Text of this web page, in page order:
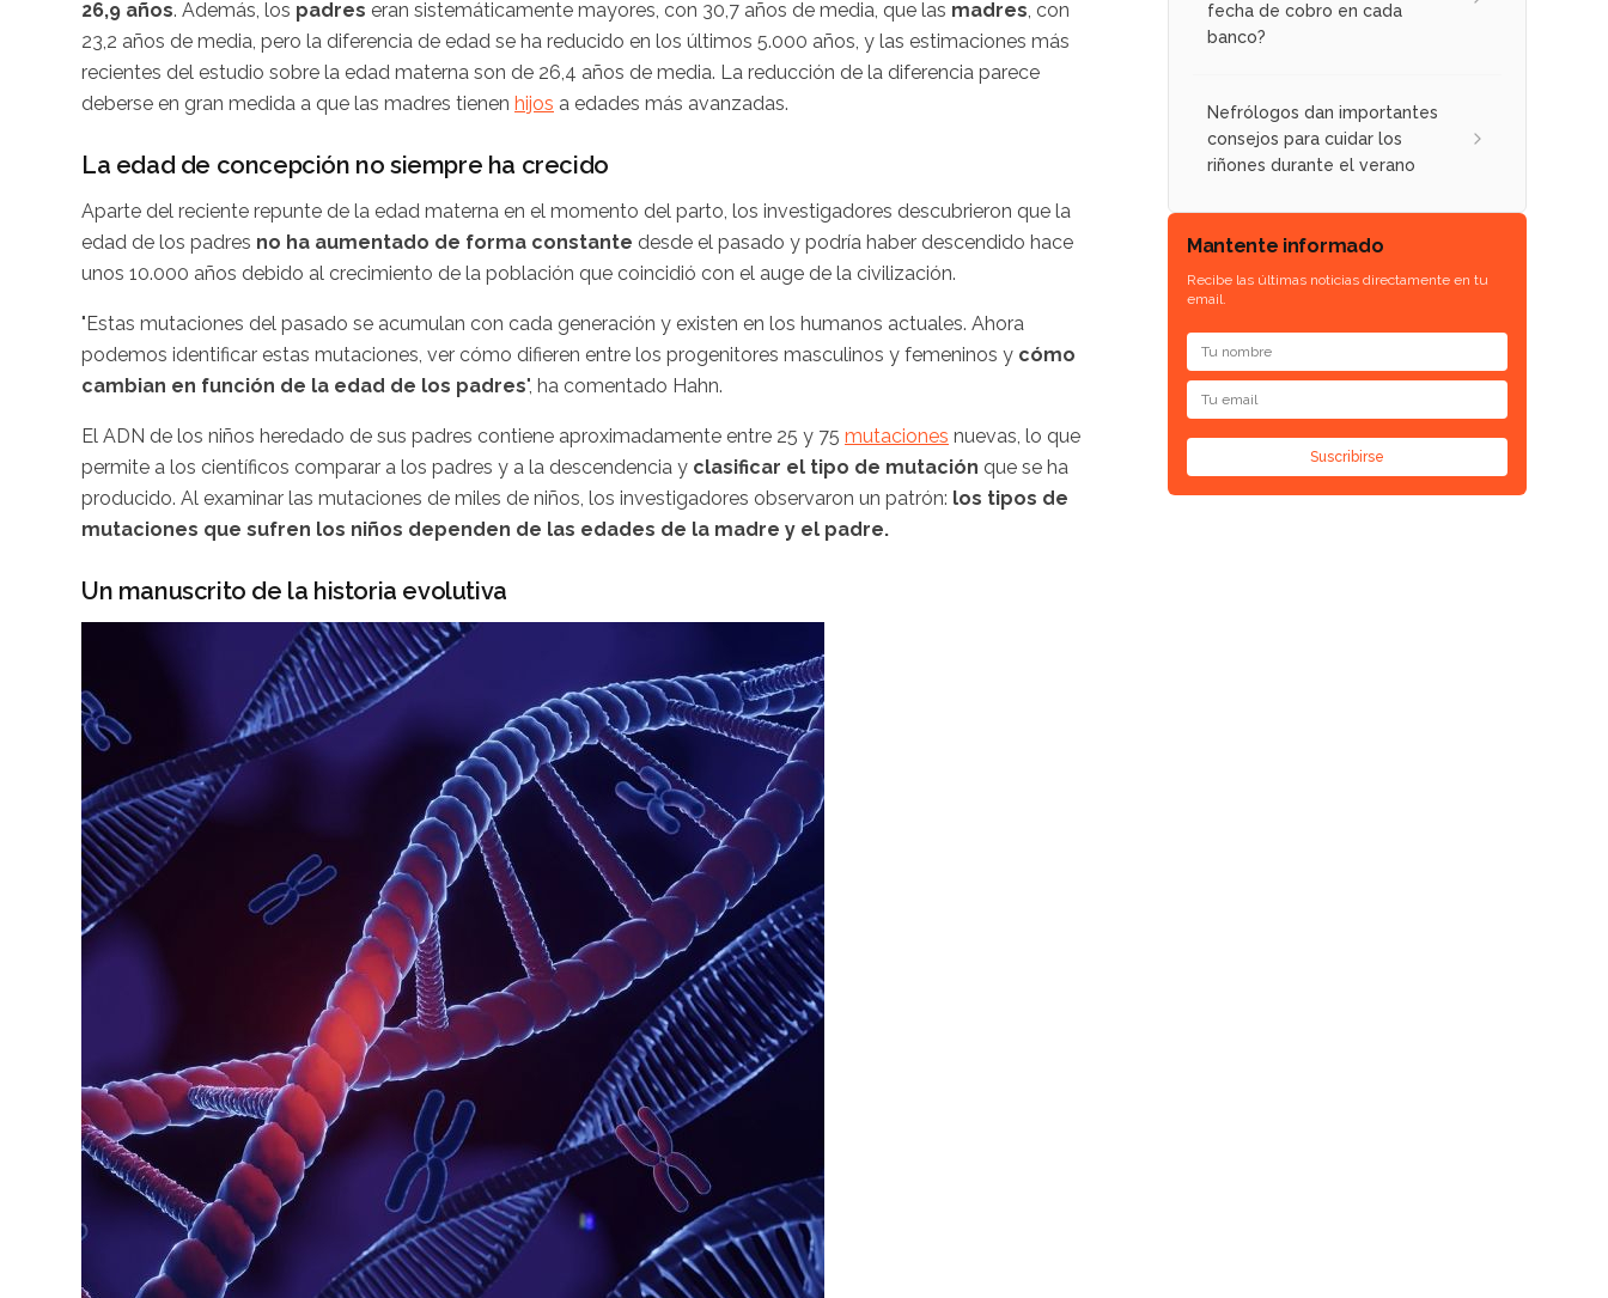
26,9 años. Además, los padres eran sistemáticamente mayores, con 30,7 años de media, que las madres , con
23,2 años de media, pero la diferencia de edad se ha reducido en los últimos 5.000 años, y las estimaciones más
recientes del estudio sobre la edad materna son de 26,4 años de media. La reducción de la diferencia parece
deberse en gran medida a que las madres tienen hijos a edades más avanzadas.
La edad de concepción no siempre ha crecido
Aparte del reciente repunte de la edad materna en el momento del parto, los investigadores descubrieron que la
edad de los padres no ha aumentado de forma constante desde el pasado y podría haber descendido hace
unos 10.000 años debido al crecimiento de la población que coincidió con el auge de la civilización.
"Estas mutaciones del pasado se acumulan con cada generación y existen en los humanos actuales. Ahora
podemos identificar estas mutaciones, ver cómo difieren entre los progenitores masculinos y femeninos y cómo
cambian en función de la edad de los padres", ha comentado Hahn.
El ADN de los niños heredado de sus padres contiene aproximadamente entre 25 y 75 mutaciones nuevas, lo que
permite a los científicos comparar a los padres y a la descendencia y clasificar el tipo de mutación que se ha
producido. Al examinar las mutaciones de miles de niños, los investigadores observaron un patrón: los tipos de
mutaciones que sufren los niños dependen de las edades de la madre y el padre.
Un manuscrito de la historia evolutiva
fecha de cobro en cada
banco?
Nefrólogos dan importantes
consejos para cuidar los
riñones durante el verano
Mantente informado
Recibe las últimas noticias directamente en tu
email.
Suscribirse